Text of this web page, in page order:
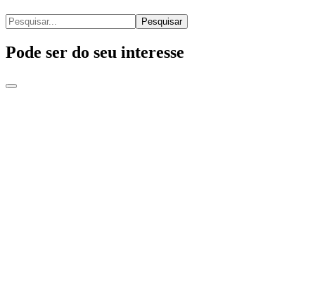
Pesquisar
Pode ser do seu interesse